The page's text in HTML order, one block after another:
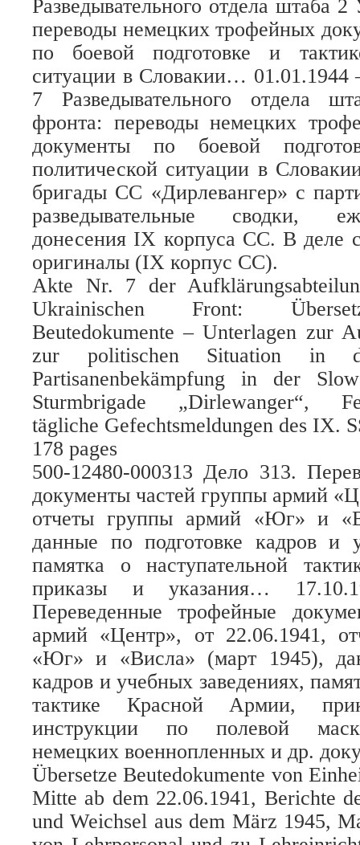
Разведывательного отдела штаба
переводы немецких трофейных
по боевой подготовке и
ситуации в Словакии…
7 Разведывательного отдела
фронта: переводы немецких
документы по боевой
политической ситуации в
бригады СС «Дирлевангер» с
разведывательные сводки,
донесения IX корпуса СС. В деле
оригиналы (IX корпус СС).
Akte Nr. 7 der
Ukrainischen Front:
Beutedokumente – Unterlagen zur
zur politischen Situation in
Partisanenbekämpfung in der
Sturmbrigade „Dirlewanger“,
tägliche Gefechtsmeldungen des IX.
178 pages
500-12480-000313 Дело 313.
документы частей группы армий
отчеты группы армий «Юг» и
данные по подготовке кадров и
памятка о наступательной
приказы и указания…
Переведенные трофейные
армий «Центр», от 22.06.1941,
«Юг» и «Висла» (март 1945),
кадров и учебных заведениях,
тактике Красной Армии,
инструкции по полевой
немецких военнопленных и др.
Übersetze Beutedokumente von
Mitte ab dem 22.06.1941, Berichte
und Weichsel aus dem März 1945,